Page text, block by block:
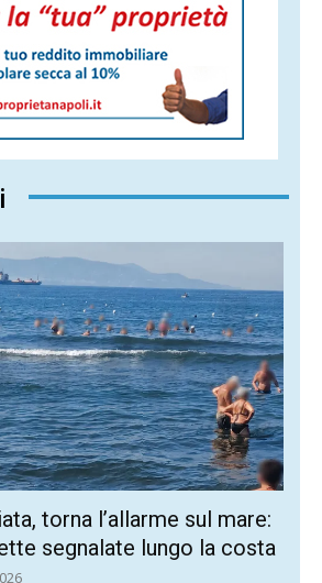
torna l’allarme sul mare:
segnalate lungo la costa